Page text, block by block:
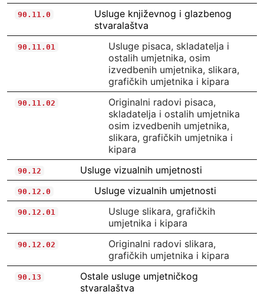
90.11.0
Usluge književnog i glazbenog
stvaralaštva
90.11.01
Usluge pisaca, skladatelja i
ostalih umjetnika, osim
izvedbenih umjetnika, slikara,
grafičkih umjetnika i kipara
90.11.02
Originalni radovi pisaca,
skladatelja i ostalih umjetnika
osim izvedbenih umjetnika,
slikara, grafičkih umjetnika i
kipara
90.12 Usluge vizualnih umjetnosti
90.12.0 Usluge vizualnih umjetnosti
90.12.01
Usluge slikara, grafičkih
umjetnika i kipara
90.12.02
Originalni radovi slikara,
grafičkih umjetnika i kipara
90.13
Ostale usluge umjetničkog
stvaralaštva